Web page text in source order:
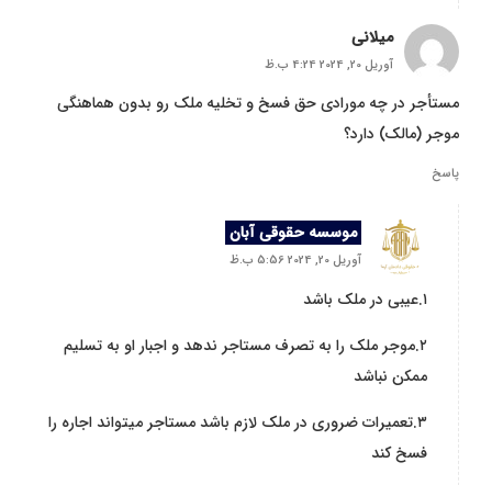
میلانی
آوریل 20, 2024 4:24 ب.ظ
مستأجر در چه مورادی حق فسخ و تخلیه ملک رو بدون هماهنگی
موجر (مالک) دارد؟
پاسخ
موسسه حقوقی آبان
آوریل 20, 2024 5:56 ب.ظ
۱.عیبی در ملک باشد
۲.موجر ملک را به تصرف مستاجر ندهد و اجبار او به تسلیم
ممکن نباشد
۳.تعمیرات ضروری در ملک لازم باشد مستاجر می­تواند اجاره را
فسخ کند